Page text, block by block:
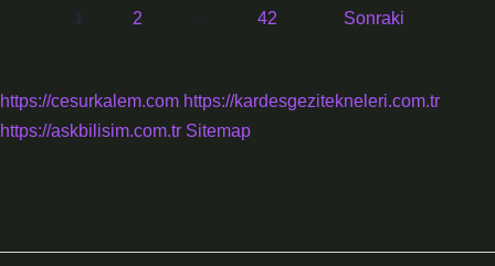
Yazı
2 42 Sonraki
https://cesurkalem.com https://kardesgezitekneleri.com.tr
https://askbilisim.com.tr Sitemap